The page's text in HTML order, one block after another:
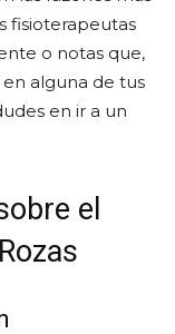
fisioterapeutas
o notas que,
alguna de tus
en ir a un
el